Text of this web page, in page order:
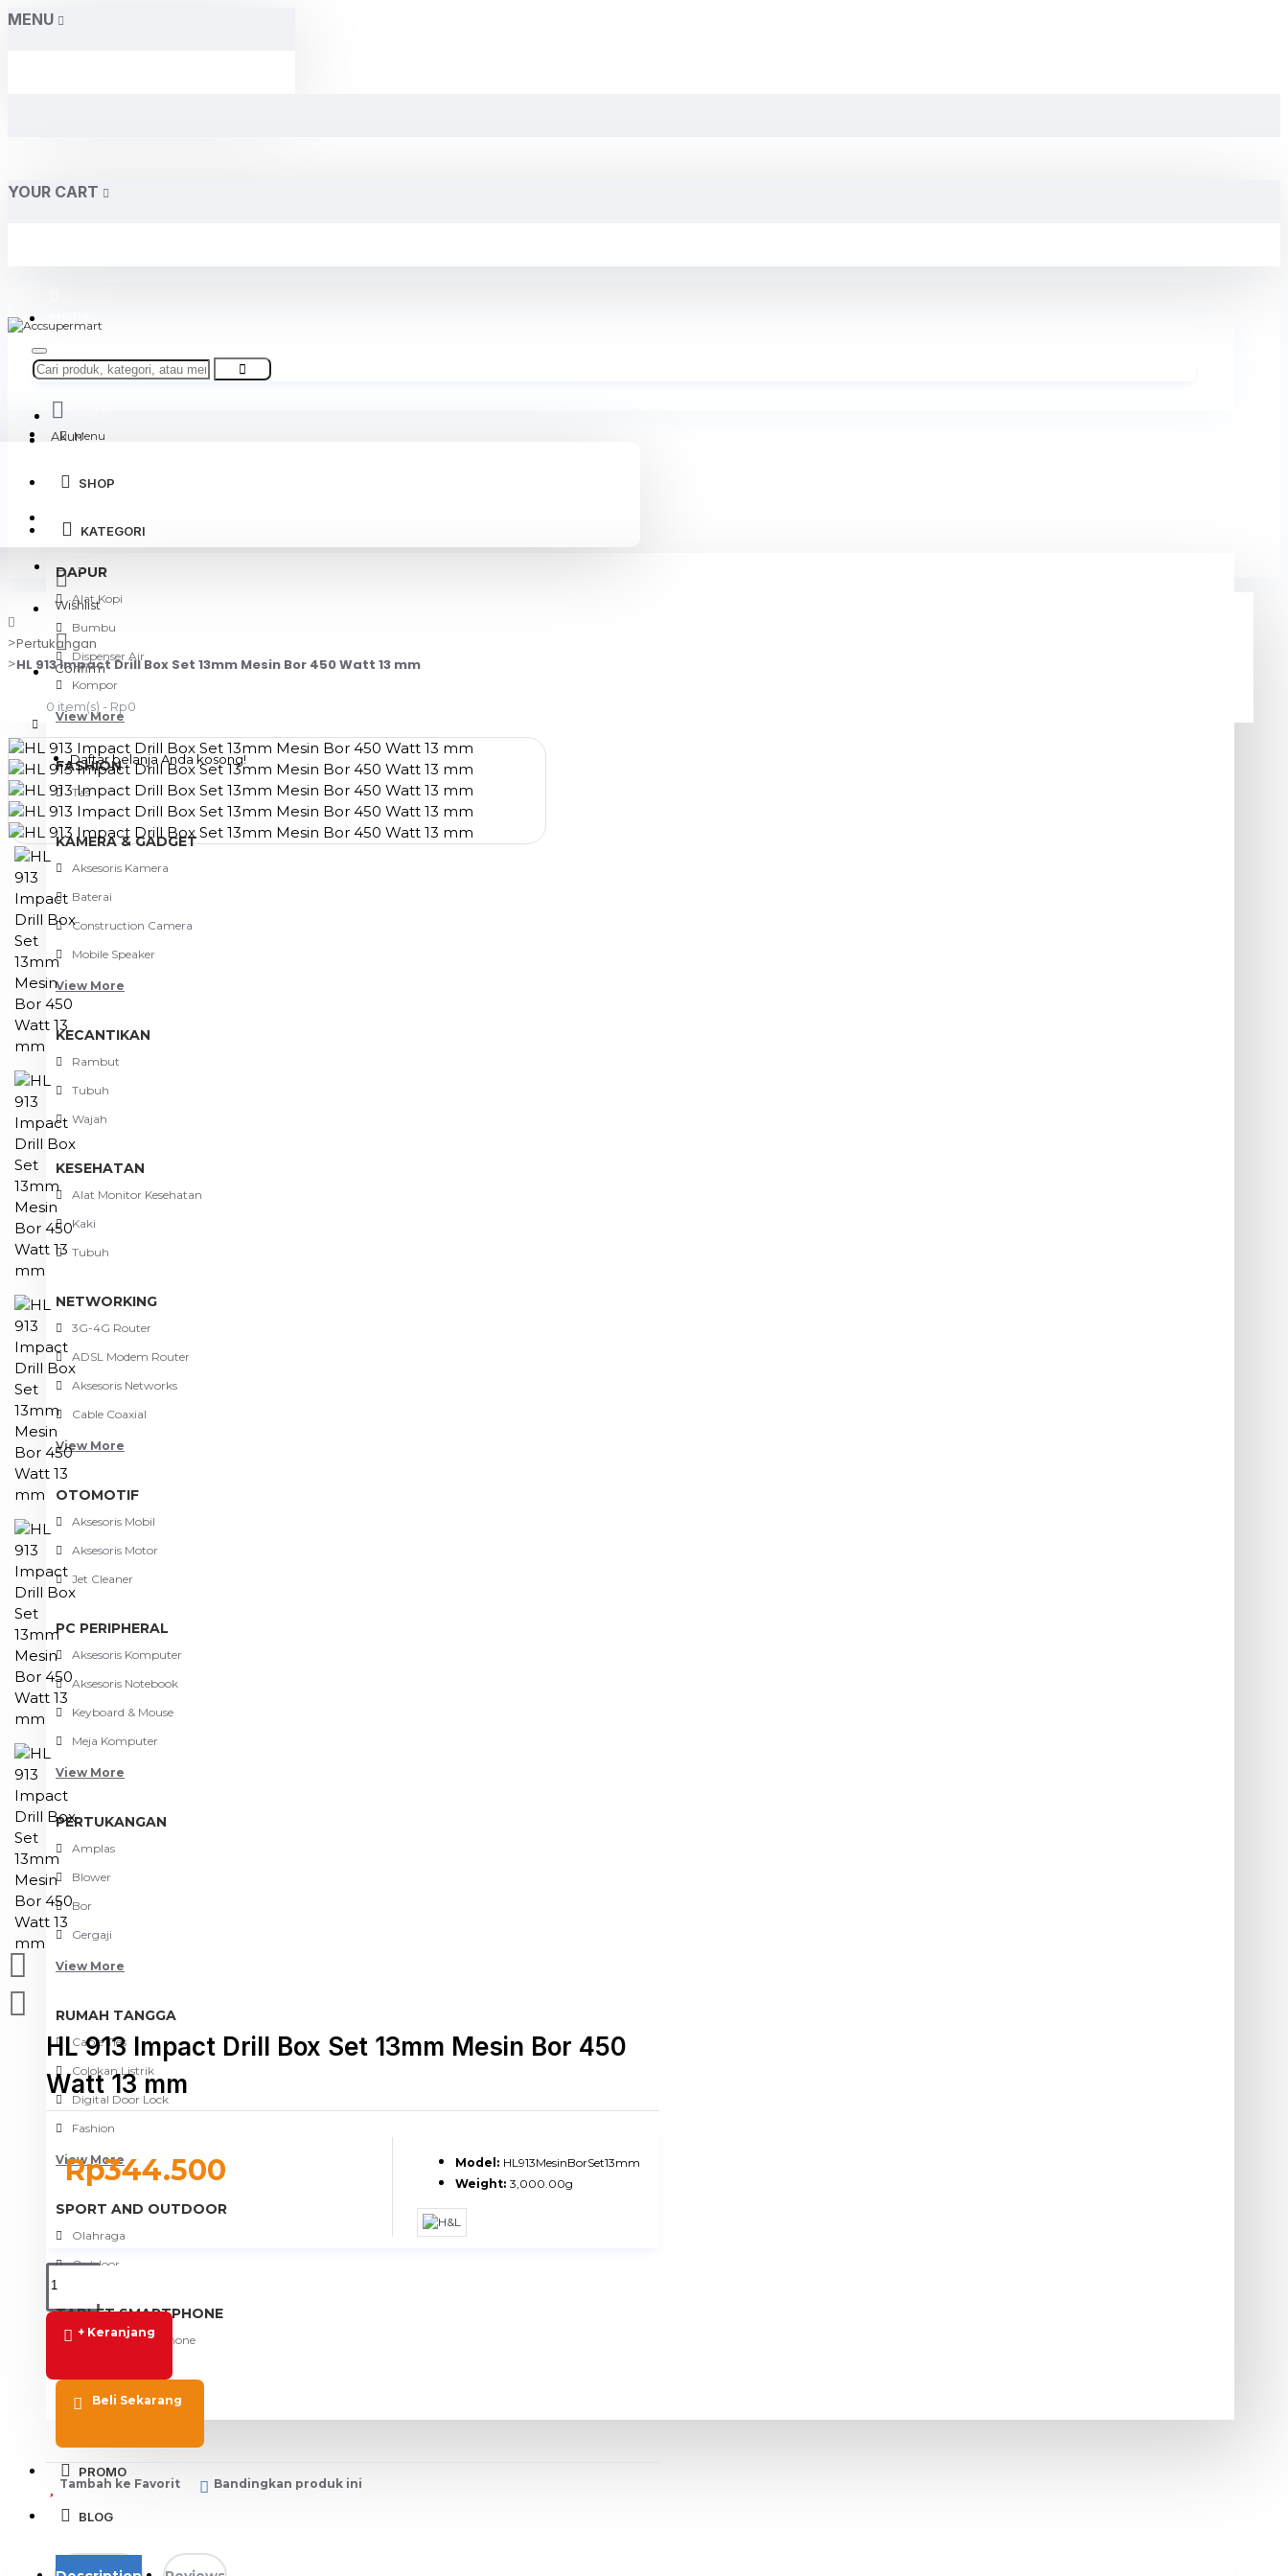
MENU
YOUR CART
About Us
Akun
Wishlist
Confirm
0 item(s) - Rp0
Daftar belanja Anda kosong!
Menu
SHOP
KATEGORI
DAPUR
Alat Kopi
Bumbu
Dispenser Air
Kompor
View More
FASHION
Tas
KAMERA & GADGET
Aksesoris Kamera
Baterai
Construction Camera
Mobile Speaker
View More
KECANTIKAN
Rambut
Tubuh
Wajah
KESEHATAN
Alat Monitor Kesehatan
Kaki
Tubuh
NETWORKING
3G-4G Router
ADSL Modem Router
Aksesoris Networks
Cable Coaxial
View More
OTOMOTIF
Aksesoris Mobil
Aksesoris Motor
Jet Cleaner
PC PERIPHERAL
Aksesoris Komputer
Aksesoris Notebook
Keyboard & Mouse
Meja Komputer
View More
PERTUKANGAN
Amplas
Blower
Bor
Gergaji
View More
RUMAH TANGGA
Cable Ties
Colokan Listrik
Digital Door Lock
Fashion
View More
SPORT AND OUTDOOR
Olahraga
Outdoor
TABLET SMARTPHONE
Aksesoris Smartphone
PROMO
BLOG
Pertukangan
HL 913 Impact Drill Box Set 13mm Mesin Bor 450 Watt 13 mm
HL 913 Impact Drill Box Set 13mm Mesin Bor 450
Watt 13 mm
Rp344.500 Model: HL913MesinBorSet13mm
Weight: 3,000.00g
+ Keranjang
Beli Sekarang
Tambah ke Favorit Bandingkan produk ini